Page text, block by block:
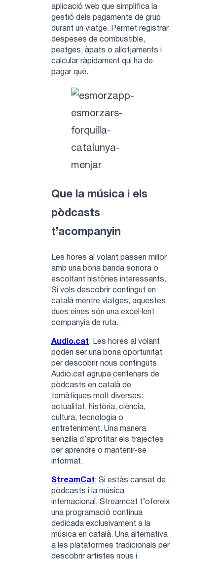
aplicació web que simplifica la
gestió dels pagaments de grup
durant un viatge. Permet registrar
despeses de combustible,
peatges, àpats o allotjaments i
calcular ràpidament qui ha de
pagar què.
Que la música i els
pòdcasts
t’acompanyin
Les hores al volant passen millor
amb una bona banda sonora o
escoltant històries interessants.
Si vols descobrir contingut en
català mentre viatges, aquestes
dues eines són una excel·lent
companyia de ruta.
Audio.cat: Les hores al volant
poden ser una bona oportunitat
per descobrir nous continguts.
Audio.cat agrupa centenars de
pòdcasts en català de
temàtiques molt diverses:
actualitat, història, ciència,
cultura, tecnologia o
entreteniment. Una manera
senzilla d’aprofitar els trajectes
per aprendre o mantenir-se
informat.
StreamCat: Si estàs cansat de
pòdcasts i la música
internacional, Streamcat t’ofereix
una programació contínua
dedicada exclusivament a la
música en català. Una alternativa
a les plataformes tradicionals per
descobrir artistes nous i